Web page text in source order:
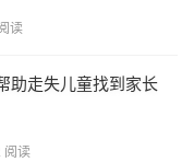
读
助走失儿童找到家长
阅读